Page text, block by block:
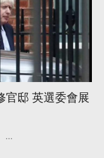
官邸 英選委會展
...